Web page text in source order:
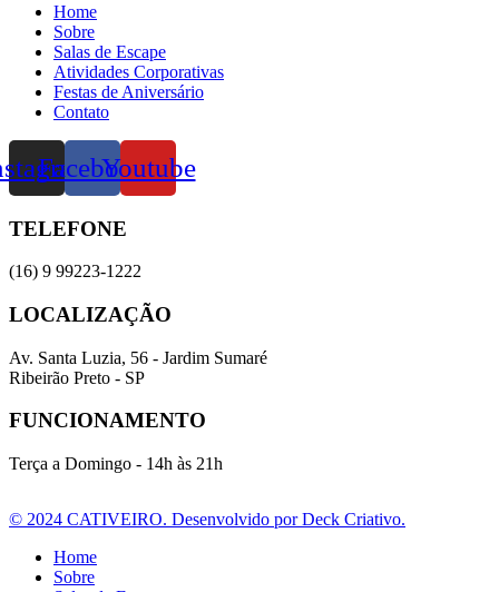
Home
Sobre
Salas de Escape
Atividades Corporativas
Festas de Aniversário
Contato
FacebookYoutube
TELEFONE
(16) 9 99223-1222
LOCALIZAÇÃO
Av. Santa Luzia, 56 - Jardim Sumaré
Ribeirão Preto - SP
FUNCIONAMENTO
Terça a Domingo - 14h às 21h
© 2024 CATIVEIRO. Desenvolvido por Deck Criativo.
Home
Sobre